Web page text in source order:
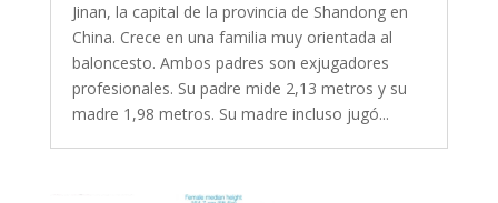
Jinan, la capital de la provincia de Shandong en
China. Crece en una familia muy orientada al
baloncesto. Ambos padres son exjugadores
profesionales. Su padre mide 2,13 metros y su
madre 1,98 metros. Su madre incluso jugó...